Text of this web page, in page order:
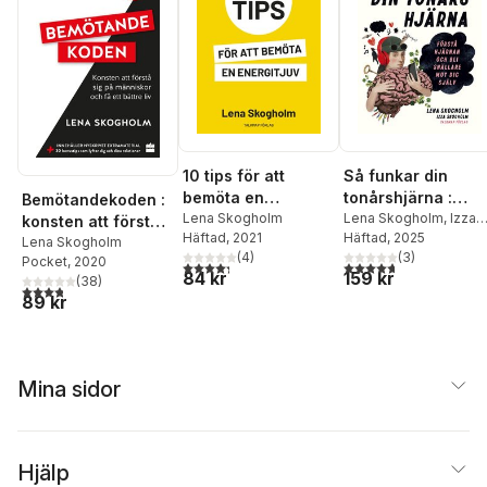
Bemötandekoden :
konsten att förstå
sig på människor
och få ett bättre liv.
Lena Skogholm
Pocket, 2020
3,8utav 5 stjärnor. Totalt antal röster:
(38)
89 kr
10 tips för att
bemöta en
energitjuv
Lena Skogholm
Häftad, 2021
4,3utav 5 stjärnor. Totalt antal röster:
(4)
84 kr
Så funkar din
tonårshjärna :
förstå hjärnan och
bli snällare mot
själv
Lena Skogholm, Izza
Skogholm
Häftad, 2025
4,7utav 5 stjärnor.
(3)
159 kr
Mina sidor
Hjälp